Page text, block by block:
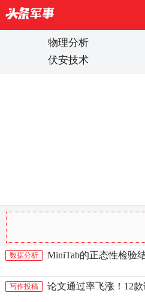
物理分析
伏安技术
数据分析 MiniTab的正态性检验
写作投稿 论文通过率飞涨！12